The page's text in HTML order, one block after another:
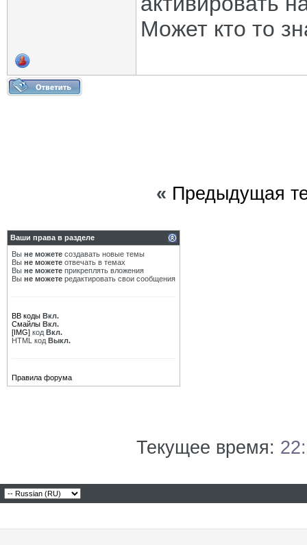
Может кто то
« Предыдущая
Ваши права в разделе
Вы не можете создавать новые темы
Вы не можете отвечать в темах
Вы не можете прикреплять вложения
Вы не можете редактировать свои сообщения
BB коды Вкл.
Смайлы Вкл.
[IMG] код Вкл.
HTML код Выкл.
Правила форума
Текущее время: